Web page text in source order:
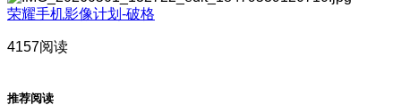
荣耀手机影像计划-破格
4157阅读
推荐阅读